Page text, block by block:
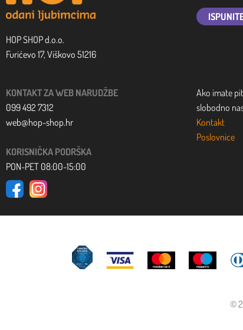
HOP SHOP d.o.o.
Furićevo 17, Viškovo 51216
KONTAKT ZA WEB NARUDŽBE
099 492 7312
web@hop-shop.hr
KORISNIČKA PODRŠKA
PON-PET 08:00-15:00
Ako imate
slobodno
Kontakt
Poslovnice
©